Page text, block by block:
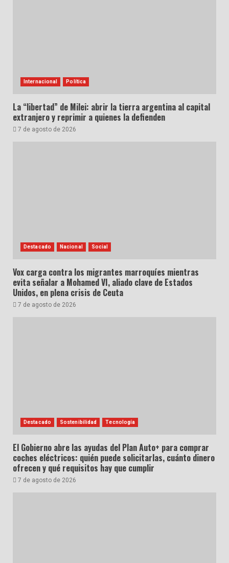
Internacional Política
La “libertad” de Milei: abrir la tierra argentina al capital
extranjero y reprimir a quienes la defienden
7 de agosto de 2026
Destacado Nacional Social
Vox carga contra los migrantes marroquíes mientras
evita señalar a Mohamed VI, aliado clave de Estados
Unidos, en plena crisis de Ceuta
7 de agosto de 2026
Destacado Sostenibilidad Tecnología
El Gobierno abre las ayudas del Plan Auto+ para comprar
coches eléctricos: quién puede solicitarlas, cuánto dinero
ofrecen y qué requisitos hay que cumplir
7 de agosto de 2026